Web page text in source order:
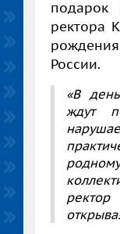
подарок
ректора
России.
«В
ждут